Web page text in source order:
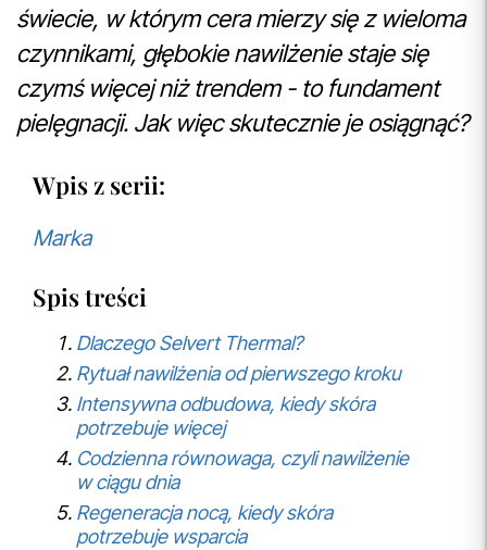
świecie, w którym cera mierzy się z wieloma
czynnikami, głębokie nawilżenie staje się
czymś więcej niż trendem - to fundament
pielęgnacji. Jak więc skutecznie je osiągnąć?
Wpis z serii:
Marka
Spis treści
Dlaczego Selvert Thermal?
Rytuał nawilżenia od pierwszego kroku
Intensywna odbudowa, kiedy skóra
potrzebuje więcej
Codzienna równowaga, czyli nawilżenie
w ciągu dnia
Regeneracja nocą, kiedy skóra
potrzebuje wsparcia